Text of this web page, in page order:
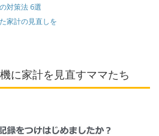
対策法 6選
家計の見直しを
に家計を見直すママたち